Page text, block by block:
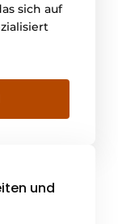
sich auf
dies von
und